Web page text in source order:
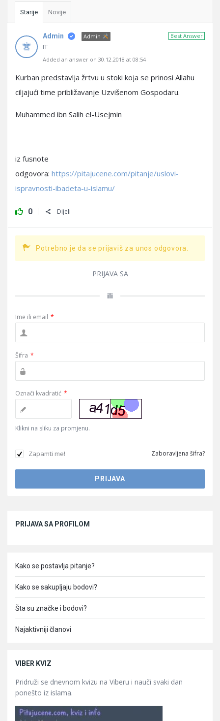
Starije Novije
Best Answer
Admin Admin
IT
Added an answer on 30.12.2018 at 08:54
Kurban predstavlja žrtvu u stoki koja se prinosi Allahu
ciljajući time približavanje Uzvišenom Gospodaru.
Muhammed ibn Salih el-Usejmin
iz fusnote
odgovora: https://pitajucene.com/pitanje/uslovi-
ispravnosti-ibadeta-u-islamu/
0 Dijeli
Potrebno je da se prijaviš za unos odgovora.
PRIJAVA SA
ili
Ime ili email *
Šifra *
Označi kvadratić *
Klikni na sliku za promjenu.
Zapamti me! Zaboravljena šifra?
PRIJAVA SA PROFILOM
Kako se postavlja pitanje?
Kako se sakupljaju bodovi?
Šta su značke i bodovi?
Najaktivniji članovi
VIBER KVIZ
Pridruži se dnevnom kvizu na Viberu i nauči svaki dan
ponešto iz islama.